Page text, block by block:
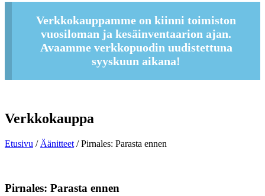
Verkkokauppamme on kiinni toimiston
vuosiloman ja kesäinventaarion ajan.
Avaamme verkkopuodin uudistettuna
syyskuun aikana!
Verkkokauppa
Etusivu / Äänitteet / Pirnales: Parasta ennen
Pirnales: Parasta ennen